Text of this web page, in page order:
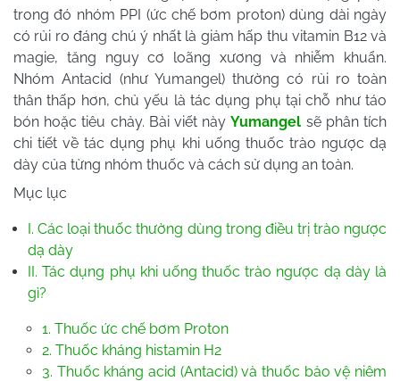
trong đó nhóm PPI (ức chế bơm proton) dùng dài ngày
có rủi ro đáng chú ý nhất là giảm hấp thu vitamin B12 và
magie, tăng nguy cơ loãng xương và nhiễm khuẩn.
Nhóm Antacid (như Yumangel) thường có rủi ro toàn
thân thấp hơn, chủ yếu là tác dụng phụ tại chỗ như táo
bón hoặc tiêu chảy. Bài viết nàyYumangel sẽ phân tích
chi tiết về tác dụng phụ khi uống thuốc trào ngược dạ
dày của từng nhóm thuốc và cách sử dụng an toàn.
Mục lục
I. Các loại thuốc thường dùng trong điều trị trào ngược
dạ dày
II. Tác dụng phụ khi uống thuốc trào ngược dạ dày là
gì?
1. Thuốc ức chế bơm Proton
2. Thuốc kháng histamin H2
3. Thuốc kháng acid (Antacid) và thuốc bảo vệ niêm